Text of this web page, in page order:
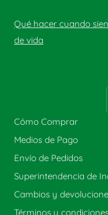
Qué hacer cuando
de vida
Cómo Comprar
Medios de Pago
Envío de Pedidos
Superintendencia de
Cambios y
Términos y